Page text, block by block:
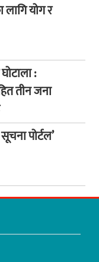
लागि योग र
:
तीन जना
पोर्टल’